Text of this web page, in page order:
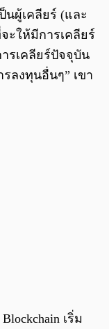
นผู้เคลียร์ (และ
ะให้มีการเคลียร์
ารเคลียร์ปัจจุบัน
งทุนอื่นๆ” เขา
เริ่ม